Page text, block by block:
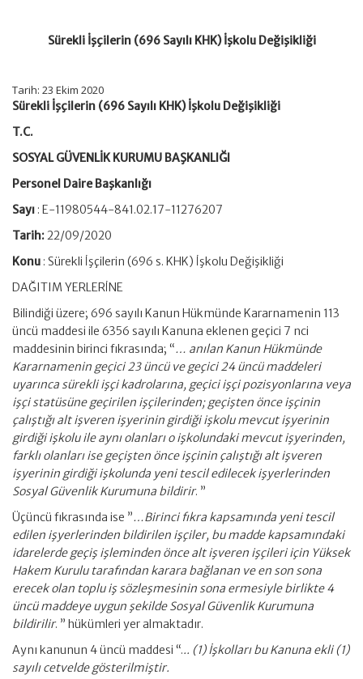
Sürekli İşçilerin (696 Sayılı KHK) İşkolu Değişikliği
Tarih: 23 Ekim 2020
Sürekli İşçilerin (696 Sayılı KHK) İşkolu Değişikliği
T.C.
SOSYAL GÜVENLİK KURUMU BAŞKANLIĞI
Personel Daire Başkanlığı
Sayı : E-11980544-841.02.17-11276207
Tarih:22/09/2020
Konu : Sürekli İşçilerin (696 s. KHK) İşkolu Değişikliği
DAĞITIM YERLERİNE
Bilindiği üzere; 696 sayılı Kanun Hükmünde Kararnamenin 113
üncü maddesi ile 6356 sayılı Kanuna eklenen geçici 7 nci
maddesinin birinci fıkrasında; “… anılan Kanun Hükmünde
Kararnamenin geçici 23 üncü ve geçici 24 üncü maddeleri
uyarınca sürekli işçi kadrolarına, geçici işçi pozisyonlarına veya
işçi statüsüne geçirilen işçilerinden; geçişten önce işçinin
çalıştığı alt işveren işyerinin girdiği işkolu mevcut işyerinin
girdiği işkolu ile aynı olanları o işkolundaki mevcut işyerinden,
farklı olanları ise geçişten önce işçinin çalıştığı alt işveren
işyerinin girdiği işkolunda yeni tescil edilecek işyerlerinden
Sosyal Güvenlik Kurumuna bildirir. ”
Üçüncü fıkrasında ise ”…Birinci fıkra kapsamında yeni tescil
edilen işyerlerinden bildirilen işçiler, bu madde kapsamındaki
idarelerde geçiş işleminden önce alt işveren işçileri için Yüksek
Hakem Kurulu tarafından karara bağlanan ve en son sona
erecek olan toplu iş sözleşmesinin sona ermesiyle birlikte 4
üncü maddeye uygun şekilde Sosyal Güvenlik Kurumuna
bildirilir. ” hükümleri yer almaktadır.
Aynı kanunun 4 üncü maddesi “... (1) İşkolları bu Kanuna ekli (1)
sayılı cetvelde gösterilmiştir.